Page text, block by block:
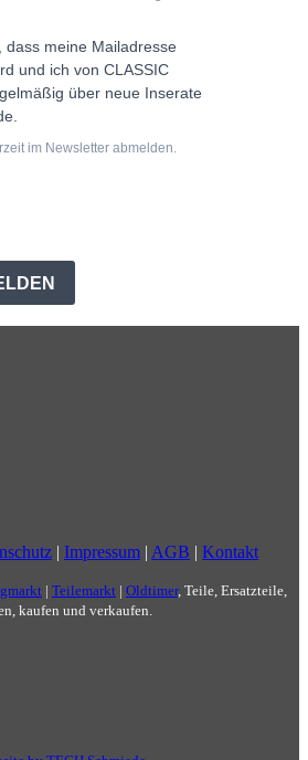
| Impressum | AGB | Kontakt
| Teilemarkt | Oldtimer, Teile, Ersatzteile,
kaufen und verkaufen.